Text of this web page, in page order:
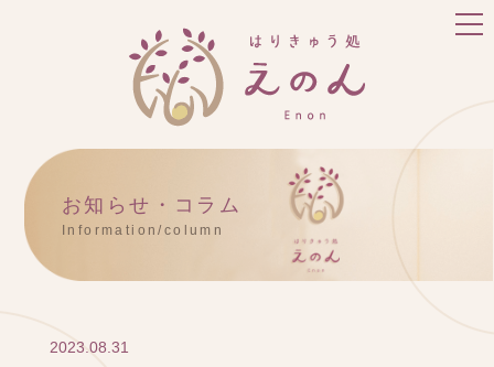
お知らせ・コラム
Information/column
2023.08.31